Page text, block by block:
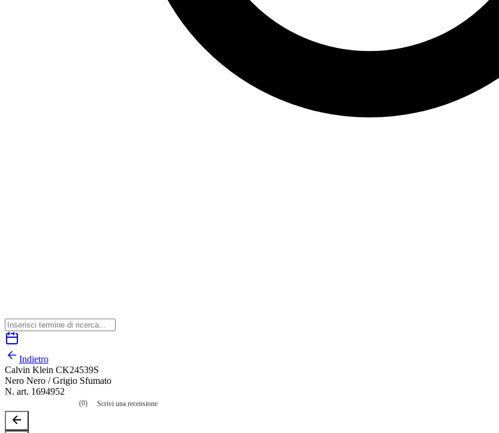
Indietro
Calvin Klein CK24539S
Nero Nero / Grigio Sfumato
N. art. 1694952
valutazione
(0) Scrivi una recensione